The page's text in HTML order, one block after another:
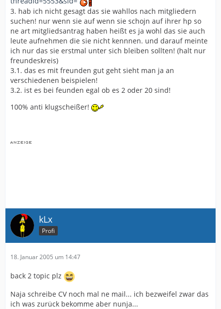
3. hab ich nicht gesagt das sie wahllos nach mitgliedern
suchen! nur wenn sie auf wenn sie schojn auf ihrer hp so
ne art mitgliedsantrag haben heißt es ja wohl das sie auch
leute aufnehmen die sie nicht kennnen. und darauf meinte
ich nur das sie erstmal unter sich bleiben sollten! (halt nur
freundeskreis)
3.1. das es mit freunden gut geht sieht man ja an
verschiedenen beispielen!
3.2. ist es bei feunden egal ob es 2 oder 20 sind!
100% anti klugscheißer!
kLx
Profi
18. Januar 2005 um 14:47
back 2 topic plz
Naja schreibe CV noch mal ne mail... ich bezweifel zwar das
ich was zurück bekomme aber nunja...